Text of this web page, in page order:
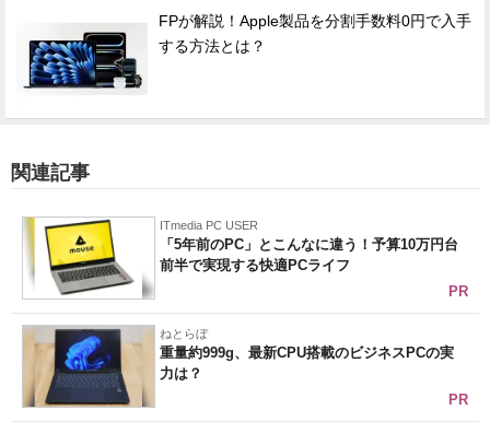
FPが解説！Apple製品を分割手数料0円で入手
する方法とは？
関連記事
ITmedia PC USER
「5年前のPC」とこんなに違う！予算10万円台
前半で実現する快適PCライフ
PR
ねとらぼ
重量約999g、最新CPU搭載のビジネスPCの実
力は？
PR